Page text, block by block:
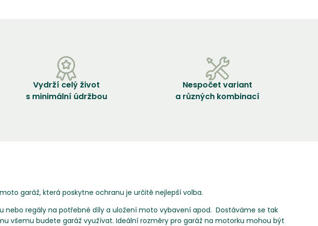
Vydrží celý život
s minimální údržbou
Nespočet variant
a různých kombinací
garáž, která poskytne ochranu je určitě nejlepší volba.
regály na potřebné díly a uložení moto vybavení apod. Dostáváme se tak
všemu budete garáž využívat. Ideální rozměry pro garáž na motorku mohou být